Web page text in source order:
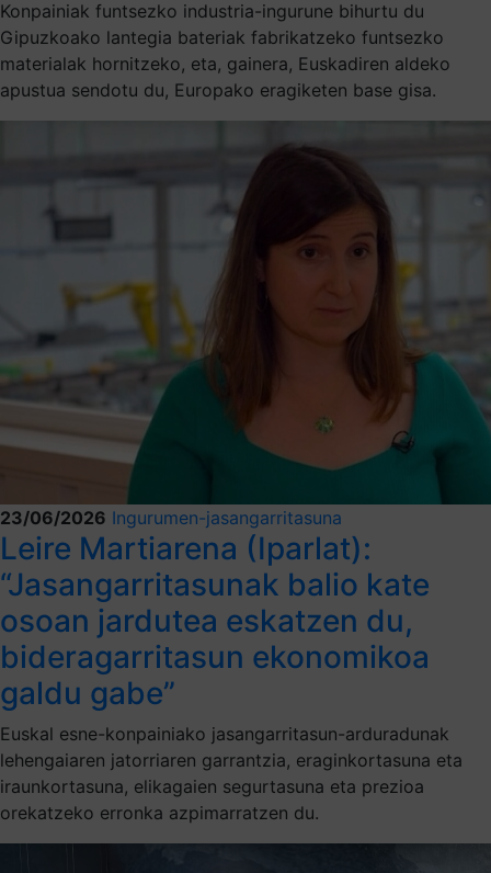
Konpainiak funtsezko industria-ingurune bihurtu du
Gipuzkoako lantegia bateriak fabrikatzeko funtsezko
materialak hornitzeko, eta, gainera, Euskadiren aldeko
apustua sendotu du, Europako eragiketen base gisa.
23/06/2026 Ingurumen-jasangarritasuna
Leire Martiarena (Iparlat):
“Jasangarritasunak balio kate
osoan jardutea eskatzen du,
bideragarritasun ekonomikoa
galdu gabe”
Euskal esne-konpainiako jasangarritasun-arduradunak
lehengaiaren jatorriaren garrantzia, eraginkortasuna eta
iraunkortasuna, elikagaien segurtasuna eta prezioa
orekatzeko erronka azpimarratzen du.